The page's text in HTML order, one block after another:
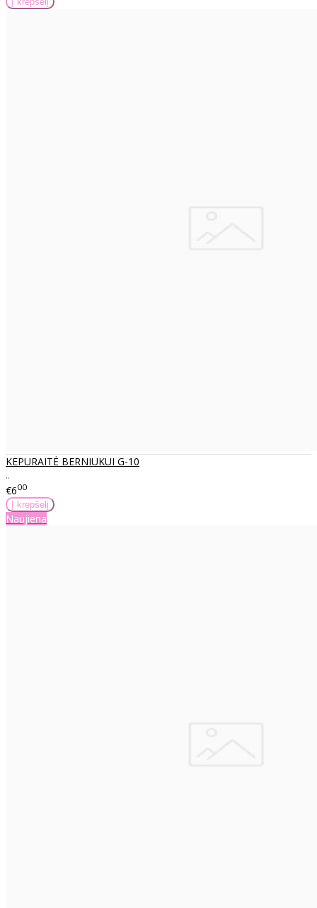
KEPURAITĖ BERNIUKUI G-10
..
€600
Naujiena